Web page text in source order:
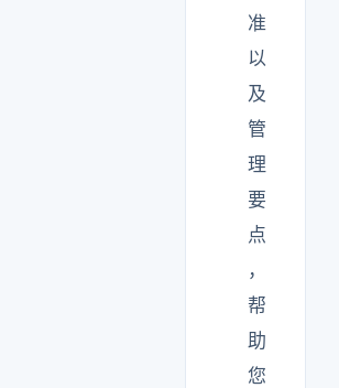
准
以
及
管
理
要
点
，
帮
助
您